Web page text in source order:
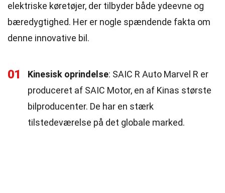
elektriske køretøjer, der tilbyder både ydeevne og
bæredygtighed. Her er nogle spændende fakta om
denne innovative bil.
01 Kinesisk oprindelse: SAIC R Auto Marvel R er
produceret af SAIC Motor, en af Kinas største
bilproducenter. De har en stærk
tilstedeværelse på det globale marked.